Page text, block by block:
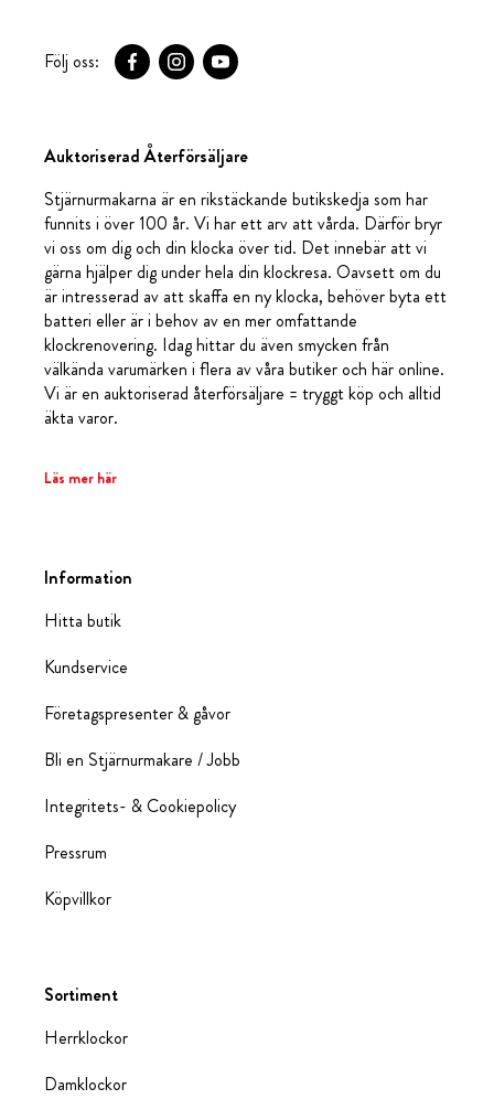
Följ oss:
Auktoriserad Återförsäljare
Stjärnurmakarna är en rikstäckande butikskedja som har
funnits i över 100 år. Vi har ett arv att vårda. Därför bryr
vi oss om dig och din klocka över tid. Det innebär att vi
gärna hjälper dig under hela din klockresa. Oavsett om du
är intresserad av att skaffa en ny klocka, behöver byta ett
batteri eller är i behov av en mer omfattande
klockrenovering. Idag hittar du även smycken från
välkända varumärken i flera av våra butiker och här online.
Vi är en auktoriserad återförsäljare = tryggt köp och alltid
äkta varor.
Läs mer här
Information
Hitta butik
Kundservice
Företagspresenter & gåvor
Bli en Stjärnurmakare / Jobb
Integritets- & Cookiepolicy
Pressrum
Köpvillkor
Sortiment
Herrklockor
Damklockor